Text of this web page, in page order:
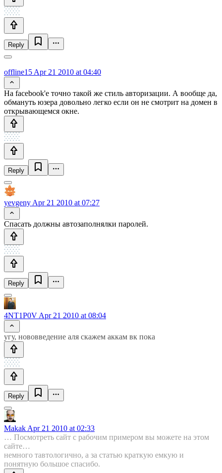
Reply
offline15 Apr 21 2010 at 04:40
На facebook'e точно такой же стиль авторизации. А вообще да,
обмануть юзера довольно легко если он не смотрит на домен в
открывающемся окне.
Reply
yevgeny Apr 21 2010 at 07:27
Спасать должны автозаполнялки паролей.
Reply
4NT1P0V Apr 21 2010 at 08:04
угу, нововведение аля скажем аккам вк пока
Reply
Makak Apr 21 2010 at 02:33
… Посмотреть сайт с рабочим примером вы можете на этом
сайте…
немного тавтологично, а за статью краткую емкую и
понятную большое спасибо.